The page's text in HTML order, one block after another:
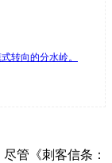
转向的分水岭。
管《刺客信条：